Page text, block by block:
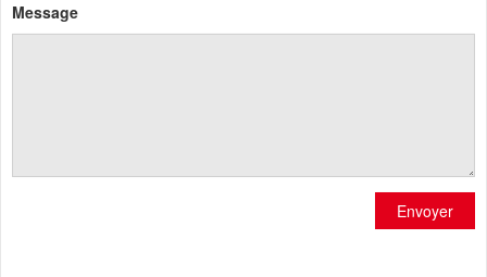
Message
Envoyer